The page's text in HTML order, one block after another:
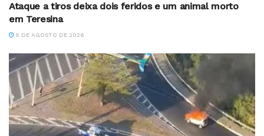
Ataque a tiros deixa dois feridos e um animal morto
em Teresina
5 DE AGOSTO DE 2026